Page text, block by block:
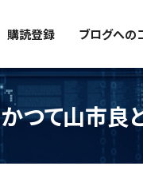
購読登録 ブログへの
かつて山市良